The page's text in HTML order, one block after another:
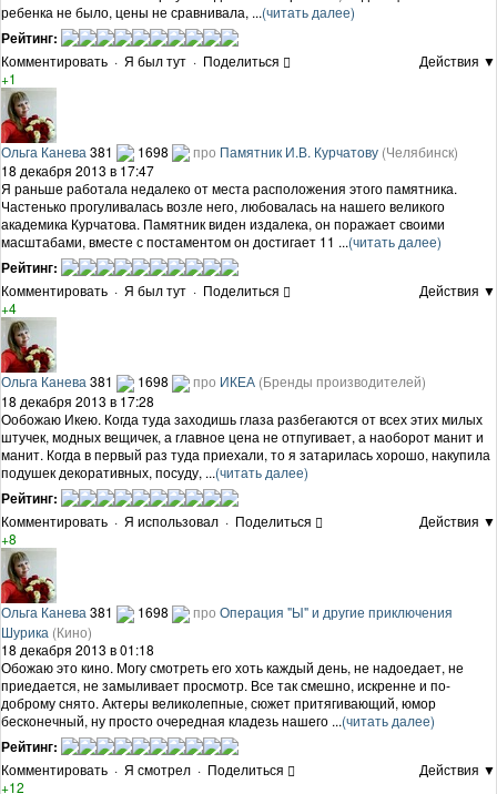
ребенка не было, цены не сравнивала, ...(читать далее)
Рейтинг:
Комментировать · Я был тут · Поделиться
Действия ▼
+1
Ольга Канева 381 1698 про Памятник И.В. Курчатову (Челябинск)
18 декабря 2013 в 17:47
Я раньше работала недалеко от места расположения этого памятника.
Частенько прогуливалась возле него, любовалась на нашего великого
академика Курчатова. Памятник виден издалека, он поражает своими
масштабами, вместе с постаментом он достигает 11 ...(читать далее)
Рейтинг:
Комментировать · Я был тут · Поделиться
Действия ▼
+4
Ольга Канева 381 1698 про ИКЕА (Бренды производителей)
18 декабря 2013 в 17:28
Ообожаю Икею. Когда туда заходишь глаза разбегаются от всех этих милых
штучек, модных вещичек, а главное цена не отпугивает, а наоборот манит и
манит. Когда в первый раз туда приехали, то я затарилась хорошо, накупила
подушек декоративных, посуду, ...(читать далее)
Рейтинг:
Комментировать · Я использовал · Поделиться
Действия ▼
+8
Ольга Канева 381 1698 про Операция "Ы" и другие приключения
Шурика (Кино)
18 декабря 2013 в 01:18
Обожаю это кино. Могу смотреть его хоть каждый день, не надоедает, не
приедается, не замыливает просмотр. Все так смешно, искренне и по-
доброму снято. Актеры великолепные, сюжет притягивающий, юмор
бесконечный, ну просто очередная кладезь нашего ...(читать далее)
Рейтинг:
Комментировать · Я смотрел · Поделиться
Действия ▼
+12